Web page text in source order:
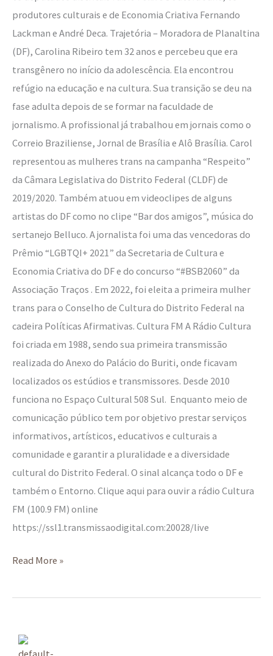
produtores culturais e de Economia Criativa Fernando
Lackman e André Deca. Trajetória – Moradora de Planaltina
(DF), Carolina Ribeiro tem 32 anos e percebeu que era
transgênero no início da adolescência. Ela encontrou
refúgio na educação e na cultura. Sua transição se deu na
fase adulta depois de se formar na faculdade de
jornalismo. A profissional já trabalhou em jornais como o
Correio Braziliense, Jornal de Brasília e Alô Brasília. Carol
representou as mulheres trans na campanha “Respeito”
da Câmara Legislativa do Distrito Federal (CLDF) de
2019/2020. Também atuou em videoclipes de alguns
artistas do DF como no clipe “Bar dos amigos”, música do
sertanejo Belluco. A jornalista foi uma das vencedoras do
Prêmio “LGBTQI+ 2021” da Secretaria de Cultura e
Economia Criativa do DF e do concurso “#BSB2060” da
Associação Traços . Em 2022, foi eleita a primeira mulher
trans para o Conselho de Cultura do Distrito Federal na
cadeira Políticas Afirmativas. Cultura FM A Rádio Cultura
foi criada em 1988, sendo sua primeira transmissão
realizada do Anexo do Palácio do Buriti, onde ficavam
localizados os estúdios e transmissores. Desde 2010
funciona no Espaço Cultural 508 Sul. Enquanto meio de
comunicação público tem por objetivo prestar serviços
informativos, artísticos, educativos e culturais a
comunidade e garantir a pluralidade e a diversidade
cultural do Distrito Federal. O sinal alcança todo o DF e
também o Entorno. Clique aqui para ouvir a rádio Cultura
FM (100.9 FM) online
https://ssl1.transmissaodigital.com:20028/live
Read More »